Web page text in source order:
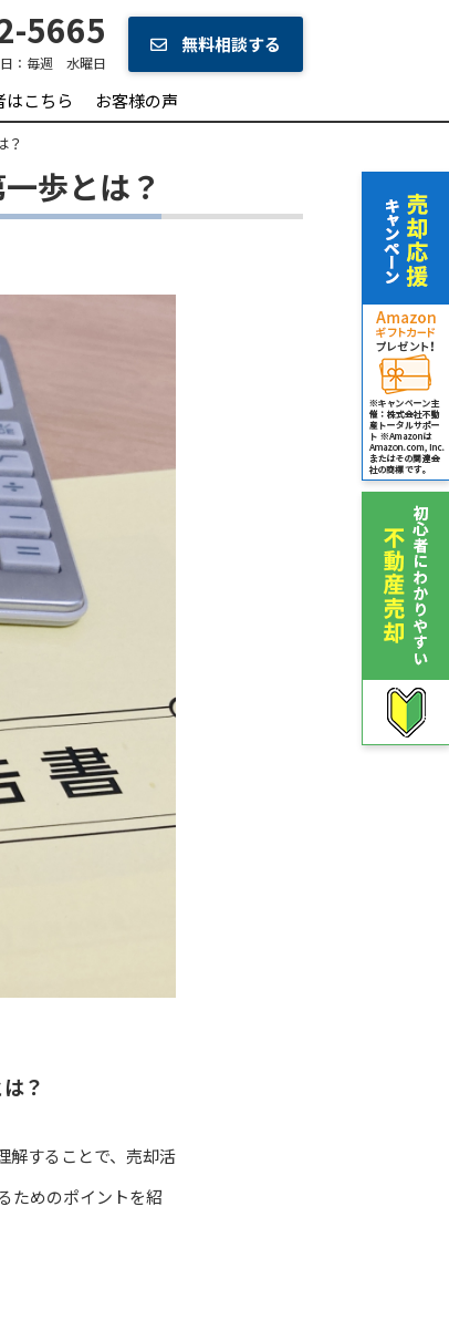
5665
： 毎週 水曜日
無料相談する
はこちら お客様の声
？
歩とは？
？
解することで、売却活
ためのポイントを紹